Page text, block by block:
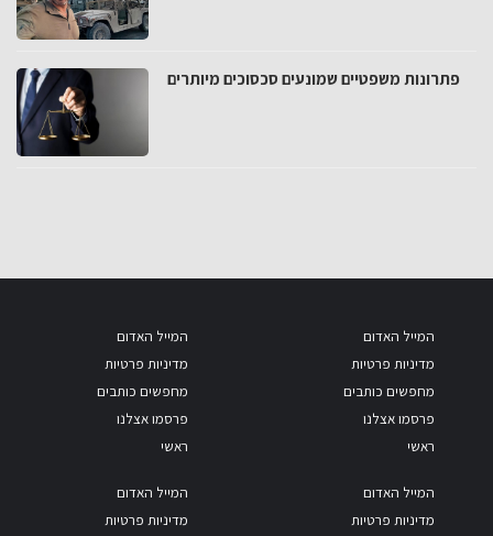
פתרונות משפטיים שמונעים סכסוכים מיותרים
המייל האדום
מדיניות פרטיות
מחפשים כותבים
פרסמו אצלנו
ראשי
המייל האדום
מדיניות פרטיות
מחפשים כותבים
פרסמו אצלנו
ראשי
המייל האדום
מדיניות פרטיות
המייל האדום
מדיניות פרטיות